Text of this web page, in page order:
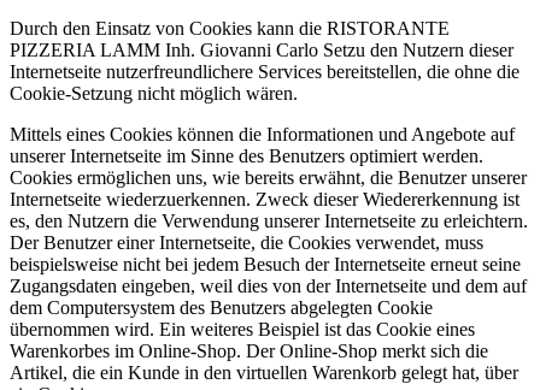
Durch den Einsatz von Cookies kann die RISTORANTE
PIZZERIA LAMM Inh. Giovanni Carlo Setzu den Nutzern dieser
Internetseite nutzerfreundlichere Services bereitstellen, die ohne die
Cookie-Setzung nicht möglich wären.
Mittels eines Cookies können die Informationen und Angebote auf
unserer Internetseite im Sinne des Benutzers optimiert werden.
Cookies ermöglichen uns, wie bereits erwähnt, die Benutzer unserer
Internetseite wiederzuerkennen. Zweck dieser Wiedererkennung ist
es, den Nutzern die Verwendung unserer Internetseite zu erleichtern.
Der Benutzer einer Internetseite, die Cookies verwendet, muss
beispielsweise nicht bei jedem Besuch der Internetseite erneut seine
Zugangsdaten eingeben, weil dies von der Internetseite und dem auf
dem Computersystem des Benutzers abgelegten Cookie
übernommen wird. Ein weiteres Beispiel ist das Cookie eines
Warenkorbes im Online-Shop. Der Online-Shop merkt sich die
Artikel, die ein Kunde in den virtuellen Warenkorb gelegt hat, über